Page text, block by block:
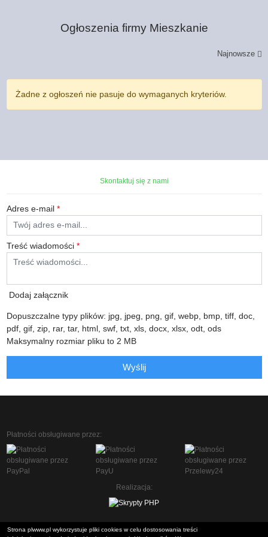
Ogłoszenia firmy Mieszkanie
Najnowsze
Żadne z ogłoszeń nie pasuje do wymaganych kryteriów.
Skontaktuj się z nami
Adres e-mail *
Treść wiadomości *
Dodaj załącznik
Dopuszczalne typy plików: jpg, jpeg, png, gif, webp, bmp, tiff, doc,
pdf, gif, zip, rar, tar, html, swf, txt, xls, docx, xlsx, odt, ods
Maksymalny rozmiar pliku to 2 MB
Wyślij
Płatności obsługiwane przez:
Realizacja:
Strona plwww.pl wykorzystuje pliki cookies w celu dostosowania treści